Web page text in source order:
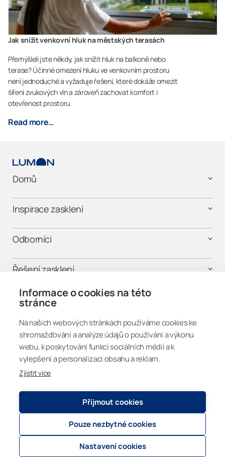
Informace o cookies na této
stránce
Na našich webových stránkách používáme cookies ke
shromažďování a analýze údajů o používání a výkonu
webu, k poskytování funkcí sociálních médií a k
vylepšení a personalizaci obsahu a reklam.
Zjistit více
Přijmout cookies
Pouze nezbytné cookies
Nastavení cookies
Jak snížit venkovní hluk na městských terasách
Přemýšleli jste někdy, jak snížit hluk na balkoně nebo
terase? Účinné omezení hluku ve venkovním prostoru
není jednoduché a vyžaduje řešení, které dokáže omezit
šíření zvukových vln a zároveň zachovat komfort i
otevřenost prostoru.
Read more…
Domů
Inspirace zasklení
Odborníci
Řešení zasklení
Kontaktujte nás
Propojme se
Czechia
Ochrana osobních údajů© 2026Lumon Group